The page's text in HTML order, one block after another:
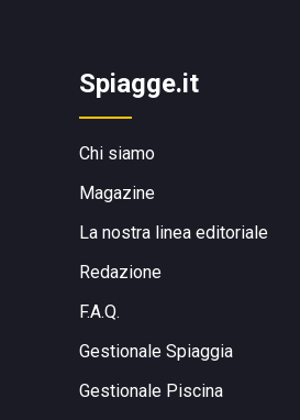
Spiagge.it
Chi siamo
Magazine
La nostra linea editoriale
Redazione
F.A.Q.
Gestionale Spiaggia
Gestionale Piscina